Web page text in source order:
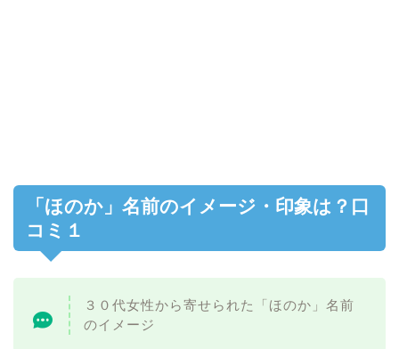
「ほのか」名前のイメージ・印象は？口
コミ１
３０代女性から寄せられた「ほのか」名前
のイメージ